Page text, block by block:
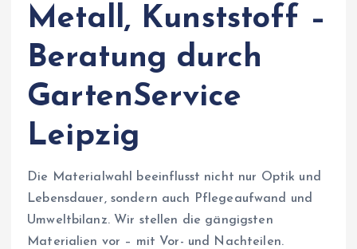
Metall, Kunststoff –
Beratung durch
GartenService
Leipzig
Die Materialwahl beeinflusst nicht nur Optik und
Lebensdauer, sondern auch Pflegeaufwand und
Umweltbilanz. Wir stellen die gängigsten
Materialien vor – mit Vor- und Nachteilen.